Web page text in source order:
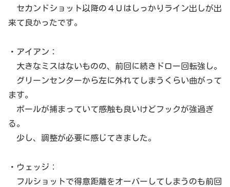
セカンドショット以降の４Ｕはしっかりライン出しが出
来て良かったです。
・アイアン：
大きなミスはないものの、前回に続きドロー回転強し。
グリーンセンターから左に外れてしまうくらい曲がって
ます。
ボールが捕まっていて感触も良いけどフックが強過ぎ
る。
少し、調整が必要に感じてきました。
・ウェッジ：
フルショットで得意距離をオーバーしてしまうのも前回